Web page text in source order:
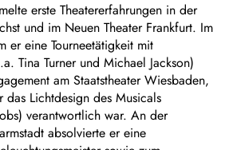
erste Theatererfahrungen in der
und im Neuen Theater Frankfurt. Im
er eine Tourneetätigkeit mit
Tina Turner und Michael Jackson)
am Staatstheater Wiesbaden,
Lichtdesign des Musicals
verantwortlich war. An der
absolvierte er eine